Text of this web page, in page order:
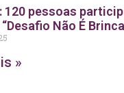
120 pessoas
Não É
»